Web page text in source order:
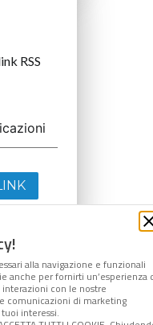
alla navigazione e funzionali
anche per fornirti un’esperienza
con le nostre
comunicazioni di marketing
interessi.
RSS